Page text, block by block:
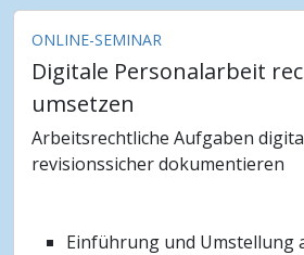
ONLINE-SEMINAR
Digitale Personalarbeit
umsetzen
Arbeitsrechtliche Aufgaben
revisionssicher dokumentieren
Einführung und Umstellung